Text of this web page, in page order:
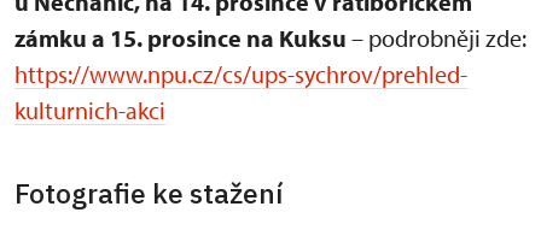
zámku a 15. prosince na Kuksu – podrobněji zde:
https://www.npu.cz/cs/ups-sychrov/prehled-
kulturnich-akci
Fotografie ke stažení